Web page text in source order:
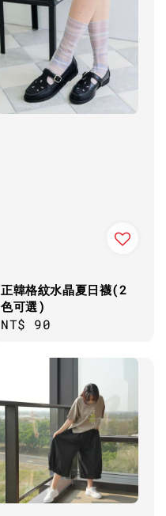
正韓格紋水晶夏日襪(2
色可選)
Regular
NT$ 90